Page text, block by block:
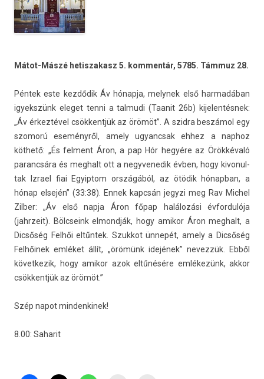
Mátot-Mászé hetis­zakasz 5. kom­mentár, 5785. Támmuz 28.
Péntek este kezdődik Áv hónapja, melynek első har­madában
igyekszünk eleget tenni a tal­mudi (Taanit 26b) kijelen­tésnek:
„Áv érkeztével csök­kentjük az örömöt”. A szid­ra beszámol egy
szomorú eseményről, amely ugyancsak ehhez a nap­hoz
köthető: „És fel­ment Áron, a pap Hór hegyére az Örökkévaló
para­ncsára és meg­halt ott a negyvenedik évben, hogy kivonul­
tak Iz­rael fiai Egyip­tom országából, az ötödik hónap­ban, a
hónap elsején” (33:38). Ennek kapcsán jegyzi meg Rav Mic­hel
Zilb­er: „Áv első napja Áron főpap halálozási évfor­dulója
(jahrzeit). Bölcseink el­mondják, hogy amikor Áron meg­halt, a
Dicsőség Felhői eltűntek. Szuk­kot ünnepét, amely a Dicsőség
Felhőinek emléket állít, „örömünk idejének” nevez­zük. Ebből
követ­kezik, hogy amikor azok eltűnésére emlékezünk, akkor
csök­kentjük az örömöt.”
Szép napot min­denkinek!
8.00: Saharit